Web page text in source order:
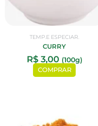
TEMP.E ESPECIAR.
CURRY
R$3,00 (100g)
COMPRAR